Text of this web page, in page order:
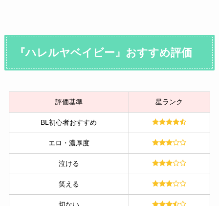
『ハレルヤベイビー』おすすめ評価
評価基準 星ランク
BL初心者おすすめ
エロ・濃厚度
泣ける
笑える